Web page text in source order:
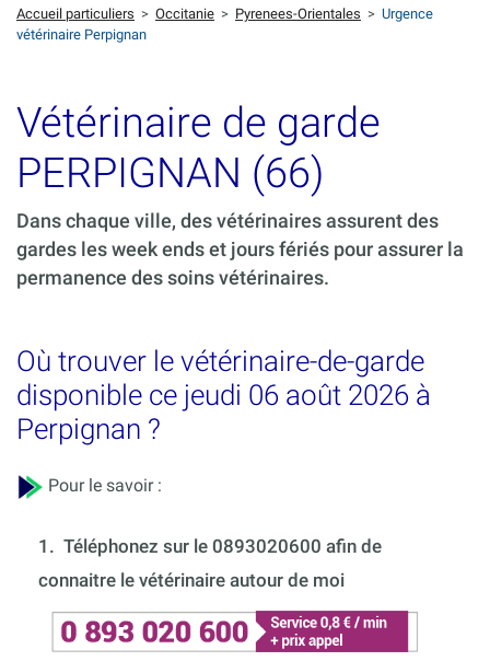
Accueil particuliers > Occitanie > Pyrenees-Orientales > Urgence
vétérinaire Perpignan
Vétérinaire de garde
PERPIGNAN (66)
Dans chaque ville, des vétérinaires assurent des
gardes les week ends et jours fériés pour assurer la
permanence des soins vétérinaires.
Où trouver le vétérinaire-de-garde
disponible ce jeudi 06 août 2026 à
Perpignan ?
Pour le savoir :
1. Téléphonez sur le 0893020600 afin de
connaitre le vétérinaire autour de moi